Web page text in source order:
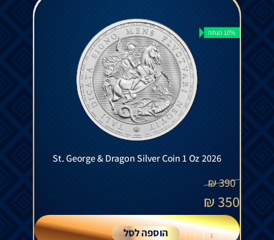
10% הנחה
St. George & Dragon Silver Coin 1 Oz 2026
390
₪
350
₪
-
+ הוספה לסל